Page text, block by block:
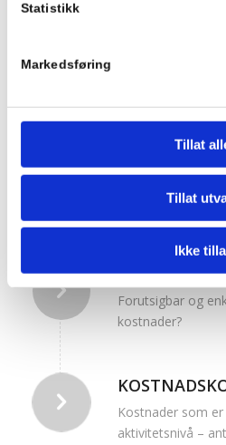
Statistikk
Markedsføring
Tillat
Tillat
Ikke
Brukerne har
SIKKERHET
Effektiv sikring
Forutsigbar og
kostnader?
Kostnader som
aktivitetsnivå –